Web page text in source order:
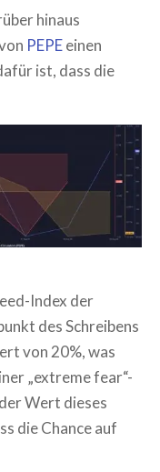
hinaus
PEPEeinen
ist, dass die
Index der
des Schreibens
von 20%, was
„extreme fear“-
Wert dieses
die Chance auf